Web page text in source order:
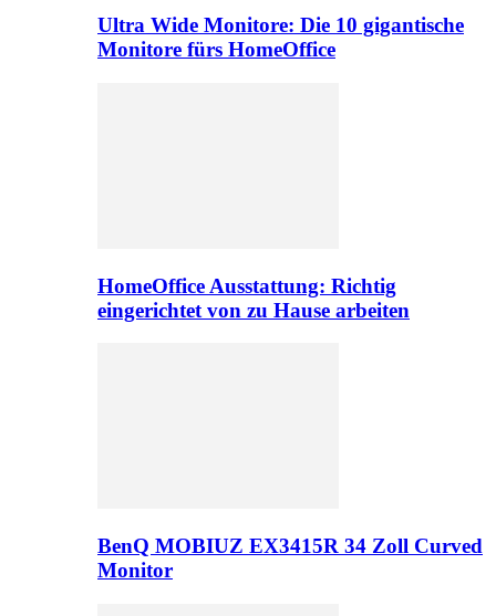
Ultra Wide Monitore: Die 10 gigantische
Monitore fürs HomeOffice
HomeOffice Ausstattung: Richtig
eingerichtet von zu Hause arbeiten
BenQ MOBIUZ EX3415R 34 Zoll Curved
Monitor